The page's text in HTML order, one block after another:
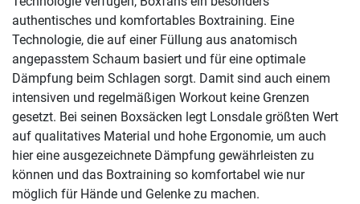
authentisches und komfortables Boxtraining. Eine
Technologie, die auf einer Füllung aus anatomisch
angepasstem Schaum basiert und für eine optimale
Dämpfung beim Schlagen sorgt. Damit sind auch einem
intensiven und regelmäßigen Workout keine Grenzen
gesetzt. Bei seinen Boxsäcken legt Lonsdale größten Wert
auf qualitatives Material und hohe Ergonomie, um auch
hier eine ausgezeichnete Dämpfung gewährleisten zu
können und das Boxtraining so komfortabel wie nur
möglich für Hände und Gelenke zu machen.